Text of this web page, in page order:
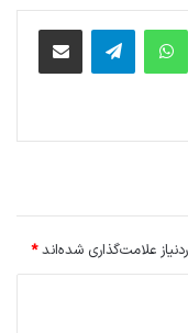
رسان واتس آپ تلگرام اشتراک گذاری از طریق ایمیل
علامت‌گذاری شده‌اند*